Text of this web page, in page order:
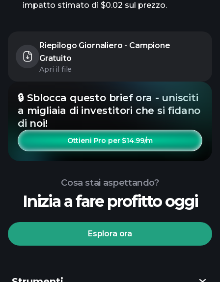
impatto stimato di $0.02 sul prezzo.
Riepilogo Giornaliero - Campione
Gratuito
Apri il file
🔒 Sblocca questo brief ora - unisciti
a migliaia di investitori che si fidano
di noi!
Ottieni Pro per $14.99/m
Cosa stai aspettando?
Inizia a fare profitto oggi
Esplora ora